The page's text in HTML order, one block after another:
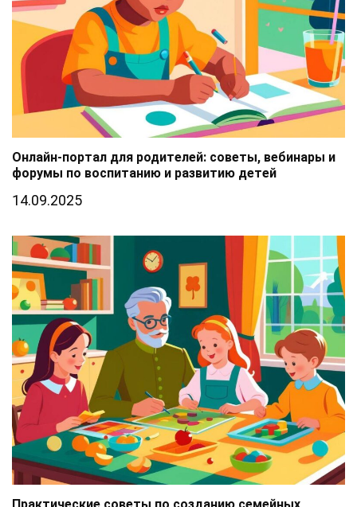
Онлайн-портал для родителей: советы, вебинары и
форумы по воспитанию и развитию детей
14.09.2025
Практические советы по созданию семейных